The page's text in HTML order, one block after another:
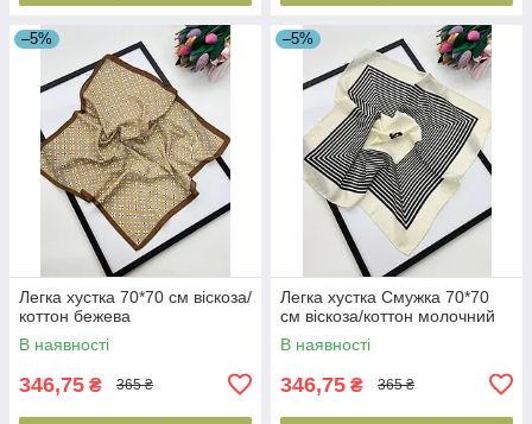
–5%
Легка хустка 70*70 см віскоза/
коттон бежева
В наявності
346,75 ₴ 365 ₴
–5%
Легка хустка Смужка 70*70
см віскоза/коттон молочний
В наявності
346,75 ₴ 365 ₴